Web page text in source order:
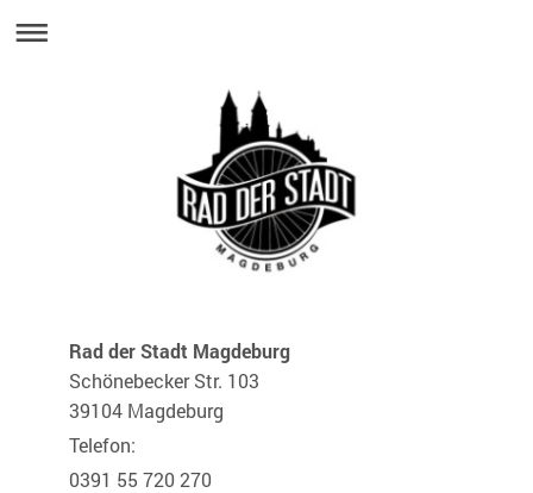
Rad der Stadt Magdeburg
Schönebecker Str. 103
39104 Magdeburg
Telefon:
0391 55 720 270